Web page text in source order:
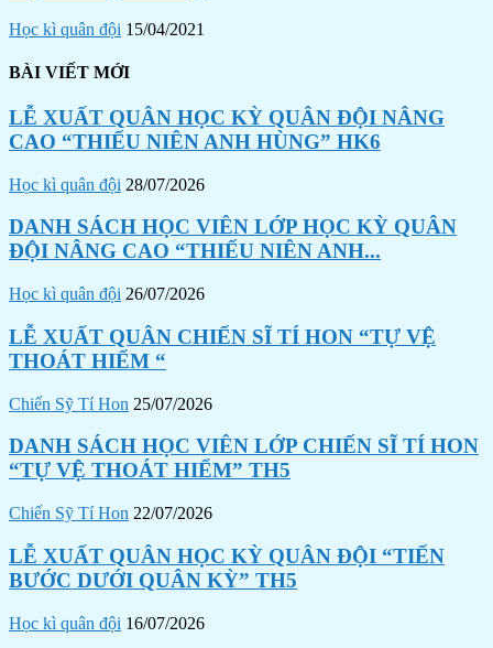
Học kì quân đội 15/04/2021
BÀI VIẾT MỚI
LỄ XUẤT QUÂN HỌC KỲ QUÂN ĐỘI NÂNG
CAO “THIẾU NIÊN ANH HÙNG” HK6
Học kì quân đội 28/07/2026
DANH SÁCH HỌC VIÊN LỚP HỌC KỲ QUÂN
ĐỘI NÂNG CAO “THIẾU NIÊN ANH...
Học kì quân đội 26/07/2026
LỄ XUẤT QUÂN CHIẾN SĨ TÍ HON “TỰ VỆ
THOÁT HIỂM “
Chiến Sỹ Tí Hon 25/07/2026
DANH SÁCH HỌC VIÊN LỚP CHIẾN SĨ TÍ HON
“TỰ VỆ THOÁT HIỂM” TH5
Chiến Sỹ Tí Hon 22/07/2026
LỄ XUẤT QUÂN HỌC KỲ QUÂN ĐỘI “TIẾN
BƯỚC DƯỚI QUÂN KỲ” TH5
Học kì quân đội 16/07/2026